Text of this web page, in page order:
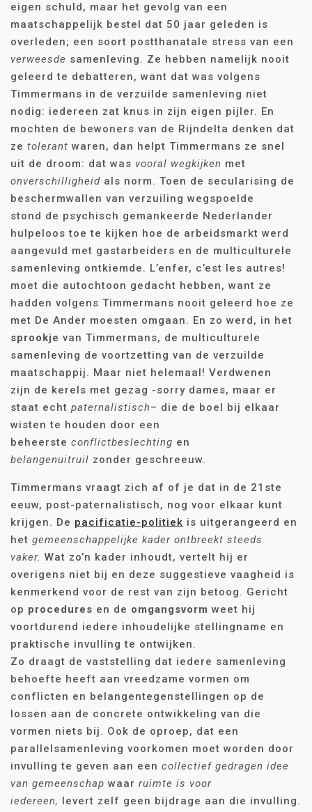
eigen schuld, maar het gevolg van een
maatschappelijk bestel dat 50 jaar geleden is
overleden; een soort postthanatale stress van een
verweesde samenleving. Ze hebben namelijk nooit
geleerd te debatteren, want dat was volgens
Timmermans in de verzuilde samenleving niet
nodig: iedereen zat knus in zijn eigen pijler. En
mochten de bewoners van de Rijndelta denken dat
ze tolerant waren, dan helpt Timmermans ze snel
uit de droom: dat was vooral wegkijken met
onverschilligheid als norm. Toen de secularising de
beschermwallen van verzuiling wegspoelde
stond de psychisch gemankeerde Nederlander
hulpeloos toe te kijken hoe de arbeidsmarkt werd
aangevuld met gastarbeiders en de multiculturele
samenleving ontkiemde. L’enfer, c’est les autres!
moet die autochtoon gedacht hebben, want ze
hadden volgens Timmermans nooit geleerd hoe ze
met De Ander moesten omgaan. En zo werd, in het
sprookje van Timmermans, de multiculturele
samenleving de voortzetting van de verzuilde
maatschappij. Maar niet helemaal! Verdwenen
zijn de kerels met gezag -sorry dames, maar er
staat echt paternalistisch– die de boel bij elkaar
wisten te houden door een
beheerste conflictbeslechting en
belangenuitruil zonder geschreeuw.
Timmermans vraagt zich af of je dat in de 21ste
eeuw, post-paternalistisch, nog voor elkaar kunt
krijgen. De pacificatie-politiek is uitgerangeerd en
het gemeenschappelijke kader ontbreekt steeds
vaker. Wat zo’n kader inhoudt, vertelt hij er
overigens niet bij en deze suggestieve vaagheid is
kenmerkend voor de rest van zijn betoog. Gericht
op procedures en de omgangsvorm weet hij
voortdurend iedere inhoudelijke stellingname en
praktische invulling te ontwijken.
Zo draagt de vaststelling dat iedere samenleving
behoefte heeft aan vreedzame vormen om
conflicten en belangentegenstellingen op de
lossen aan de concrete ontwikkeling van die
vormen niets bij. Ook de oproep, dat een
parallelsamenleving voorkomen moet worden door
invulling te geven aan een collectief gedragen idee
van gemeenschap waar ruimte is voor
iedereen, levert zelf geen bijdrage aan die invulling.